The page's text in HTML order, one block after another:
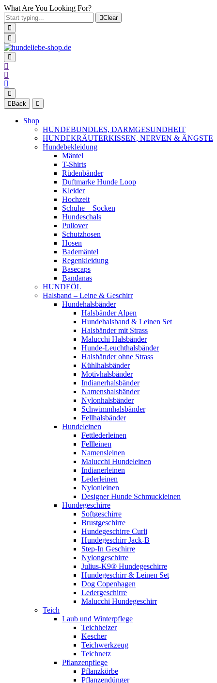
What Are You Looking For?
Clear
Back
Shop
HUNDEBUNDLES, DARMGESUNDHEIT
HUNDEKRÄUTERKISSEN, NERVEN & ÄNGSTE
Hundebekleidung
Mäntel
T-Shirts
Rüdenbänder
Duftmarke Hunde Loop
Kleider
Hochzeit
Schuhe – Socken
Hundeschals
Pullover
Schutzhosen
Hosen
Bademäntel
Regenkleidung
Basecaps
Bandanas
HUNDEÖL
Halsband – Leine & Geschirr
Hundehalsbänder
Halsbänder Alpen
Hundehalsband & Leinen Set
Halsbänder mit Strass
Malucchi Halsbänder
Hunde-Leuchthalsbänder
Halsbänder ohne Strass
Kühlhalsbänder
Motivhalsbänder
Indianerhalsbänder
Namenshalsbänder
Nylonhalsbänder
Schwimmhalsbänder
Fellhalsbänder
Hundeleinen
Fettlederleinen
Fellleinen
Namensleinen
Malucchi Hundeleinen
Indianerleinen
Lederleinen
Nylonleinen
Designer Hunde Schmuckleinen
Hundegeschirre
Softgeschirre
Brustgeschirre
Hundegeschirre Curli
Hundegeschirr Jack-B
Step-In Geschirre
Nylongeschirre
Julius-K9® Hundegeschirre
Hundegeschirr & Leinen Set
Dog Copenhagen
Ledergeschirre
Malucchi Hundegeschirr
Teich
Laub und Winterpflege
Teichheizer
Kescher
Teichwerkzeug
Teichnetz
Pflanzenpflege
Pflanzkörbe
Pflanzendünger